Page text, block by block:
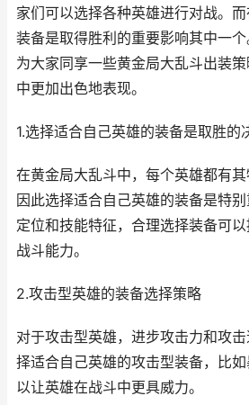
家们可以选择各种英雄进行对战。
装备是取得胜利的重要影响其中一
为大家同享一些黄金局大乱斗出装
中更加出色地表现。
1.选择适合自己英雄的装备是取胜的
在黄金局大乱斗中，每个英雄都有其
因此选择适合自己英雄的装备是特
定位和技能特征，合理选择装备可
战斗能力。
2.攻击型英雄的装备选择策略
对于攻击型英雄，进步攻击力和攻
择适合自己英雄的攻击型装备，比
以让英雄在战斗中更具威力。